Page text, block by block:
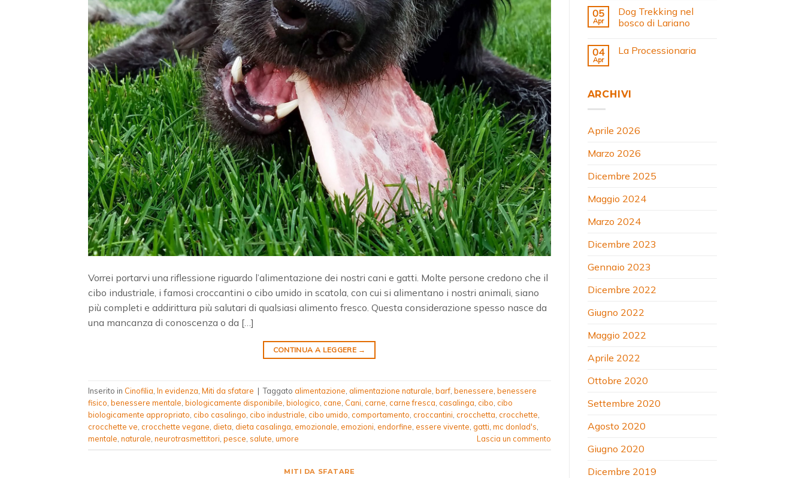
Vorrei portarvi una riflessione riguardo l’alimentazione dei nostri cani e gatti. Molte persone credono che il
cibo industriale, i famosi croccantini o cibo umido in scatola, con cui si alimentano i nostri animali, siano
più completi e addirittura più salutari di qualsiasi alimento fresco. Questa considerazione spesso nasce da
una mancanza di conoscenza o da […]
CONTINUA A LEGGERE →
Inserito in Cinofilia, In evidenza, Miti da sfatare | Taggato alimentazione, alimentazione naturale, barf, benessere, benessere
fisico, benessere mentale, biologicamente disponibile, biologico, cane, Cani, carne, carne fresca, casalinga, cibo, cibo
biologicamente appropriato, cibo casalingo, cibo industriale, cibo umido, comportamento, croccantini, crocchetta, crocchette,
crocchette ve, crocchette vegane, dieta, dieta casalinga, emozionale, emozioni, endorfine, essere vivente, gatti, mc donlad's,
mentale, naturale, neurotrasmettitori, pesce, salute, umore Lascia un commento
MITI DA SFATARE
05
Apr
Dog Trekking nel
bosco di Lariano
04
Apr
La Processionaria
ARCHIVI
Aprile 2026
Marzo 2026
Dicembre 2025
Maggio 2024
Marzo 2024
Dicembre 2023
Gennaio 2023
Dicembre 2022
Giugno 2022
Maggio 2022
Aprile 2022
Ottobre 2020
Settembre 2020
Agosto 2020
Giugno 2020
Dicembre 2019